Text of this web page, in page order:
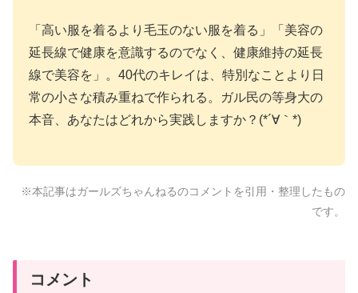
「高い服を着るより毛玉のない服を着る」「美容の
延長線で健康を意識するのでなく、健康維持の延長
線で美容を」。40代のキレイは、特別なことより日
常の小さな積み重ねで作られる。ガル民の等身大の
本音、あなたはどれから実践しますか？(*´∀｀*)
※本記事はガールズちゃんねるのコメントを引用・整理したもの
です。
コメント